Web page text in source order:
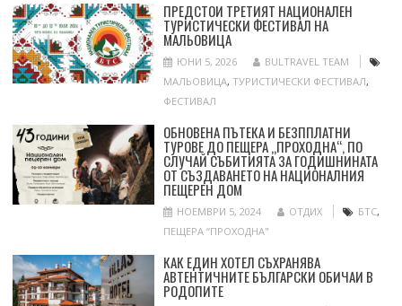
ПРЕДСТОИ ТРЕТИЯТ НАЦИОНАЛЕН
ТУРИСТИЧЕСКИ ФЕСТИВАЛ НА
МАЛЬОВИЦА
ЮНИ 5, 2026
BULTRAVEL TEAM
МАЛЬОВИЦА, ТУРИСТИЧЕСКИ ФЕСТИВАЛ,
ФЕСТИВАЛ
ОБНОВЕНА ПЪТЕКА И БЕЗППЛАТНИ
ТУРОВЕ ДО ПЕЩЕРА „ПРОХОДНА“, ПО
СЛУЧАЙ СЪБИТИЯТА ЗА ГОДИШНИНАТА
ОТ СЪЗДАВАНЕТО НА НАЦИОНАЛНИЯ
ПЕЩЕРЕН ДОМ
НОЕМВРИ 5, 2024 ОТДИХ БТС,
ПЕЩЕРА “ПРОХОДНА"
КАК ЕДИН ХОТЕЛ СЪХРАНЯВА
АВТЕНТИЧНИТЕ БЪЛГАРСКИ ОБИЧАИ В
РОДОПИТЕ